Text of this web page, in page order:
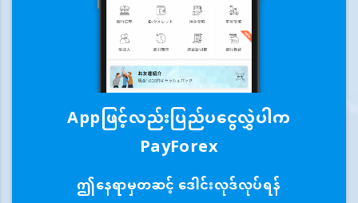
Appဖြင့်လည်းပြည်ပငွေလွှဲပါက
PayForex
ဤနေရာမှတဆင့် ဒေါင်းလုဒ်လုပ်ရန်